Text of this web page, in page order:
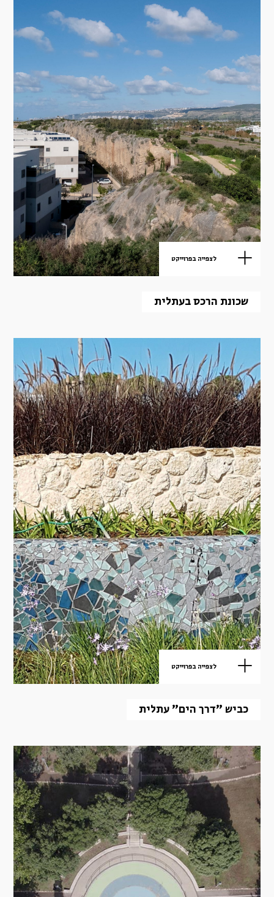
לצפייה בפרוייקט
שכונת הרכס בעתלית
לצפייה בפרוייקט
כביש "דרך הים" עתלית